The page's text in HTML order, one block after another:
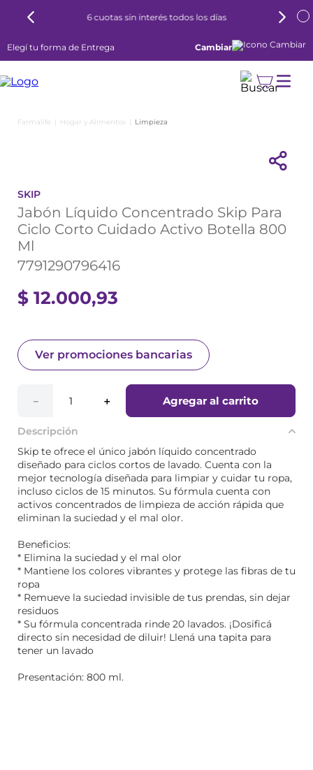
6 cuotas sin interés todos los días
Elegí tu forma de Entrega Cambiar
Hogar y Alimentos Limpieza
SKIP
Jabón Líquido Concentrado Skip Para
Ciclo Corto Cuidado Activo Botella 800
Ml
7791290796416
$ 12.000,93
Ver promociones bancarias
＋
－ Agregar al carrito
Descripción
Skip te ofrece el único jabón líquido concentrado
diseñado para ciclos cortos de lavado. Cuenta con la
mejor tecnología diseñada para limpiar y cuidar tu ropa,
incluso ciclos de 15 minutos. Su fórmula cuenta con
activos concentrados de limpieza de acción rápida que
eliminan la suciedad y el mal olor.
Beneficios:
* Elimina la suciedad y el mal olor
* Mantiene los colores vibrantes y protege las fibras de tu
ropa
* Remueve la suciedad invisible de tus prendas, sin dejar
residuos
* Su fórmula concentrada rinde 20 lavados. ¡Dosificá
directo sin necesidad de diluir! Llená una tapita para
tener un lavado
Presentación: 800 ml.